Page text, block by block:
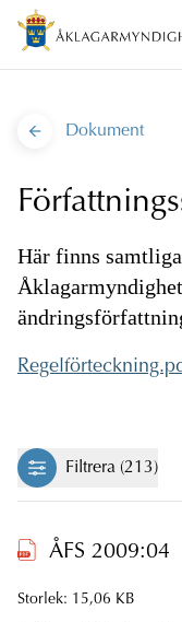
Dokument
Här finns
Filtrera (213)
ÅFS 2009:04
Storlek: 15,06 KB